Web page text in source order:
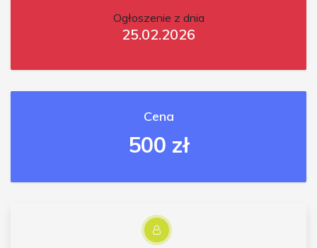
Ogłoszenie z dnia
25.02.2026
Cena
500 zł